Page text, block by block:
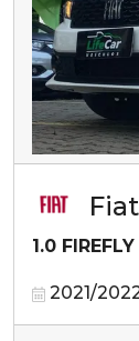
Fiat
1.0
2021/